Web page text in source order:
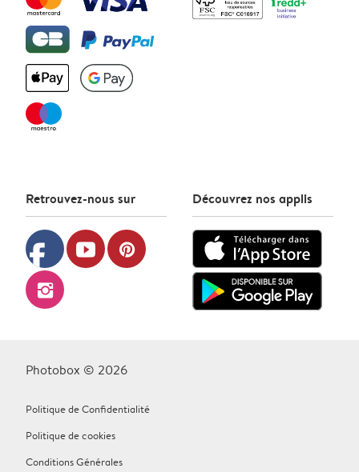
Retrouvez-nous sur
facebook youtube pinterest
instagram
Découvrez nos applis
Photobox © 2026
Politique de Confidentialité
Politique de cookies
Conditions Générales